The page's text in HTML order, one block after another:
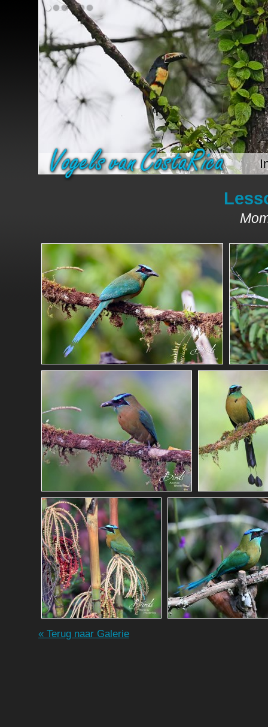
« Terug naar Galerie